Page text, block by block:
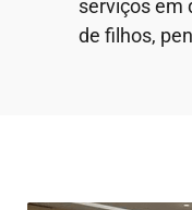
serviços em
de filhos,